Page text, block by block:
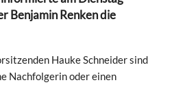
Benjamin Renken die
Hauke Schneider sind
Nachfolgerin oder einen